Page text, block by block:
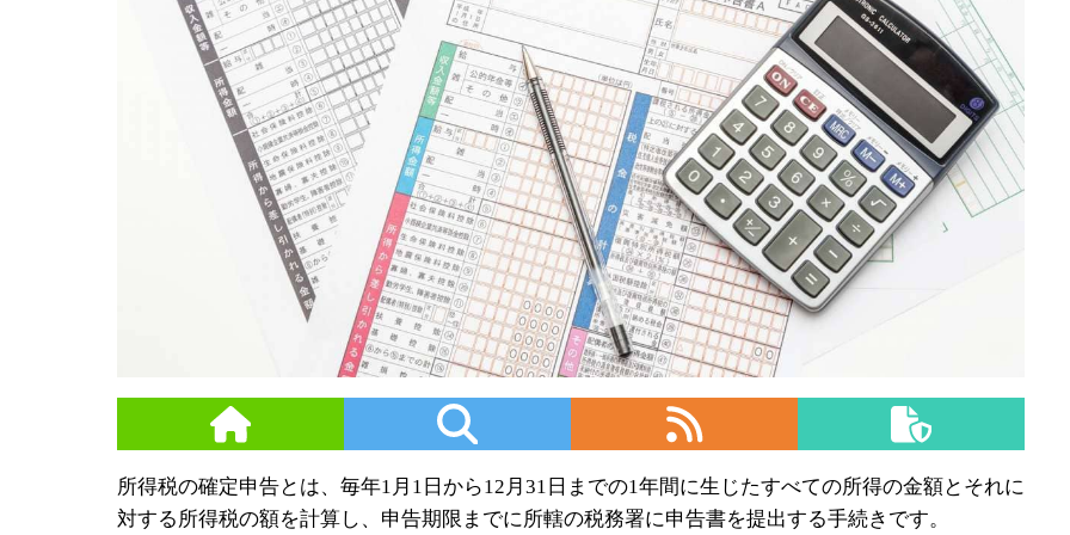
所得税の確定申告とは、毎年1月1日から12月31日までの1年間に生じたすべての所得の金額とそれに
対する所得税の額を計算し、申告期限までに所轄の税務署に申告書を提出する手続きです。